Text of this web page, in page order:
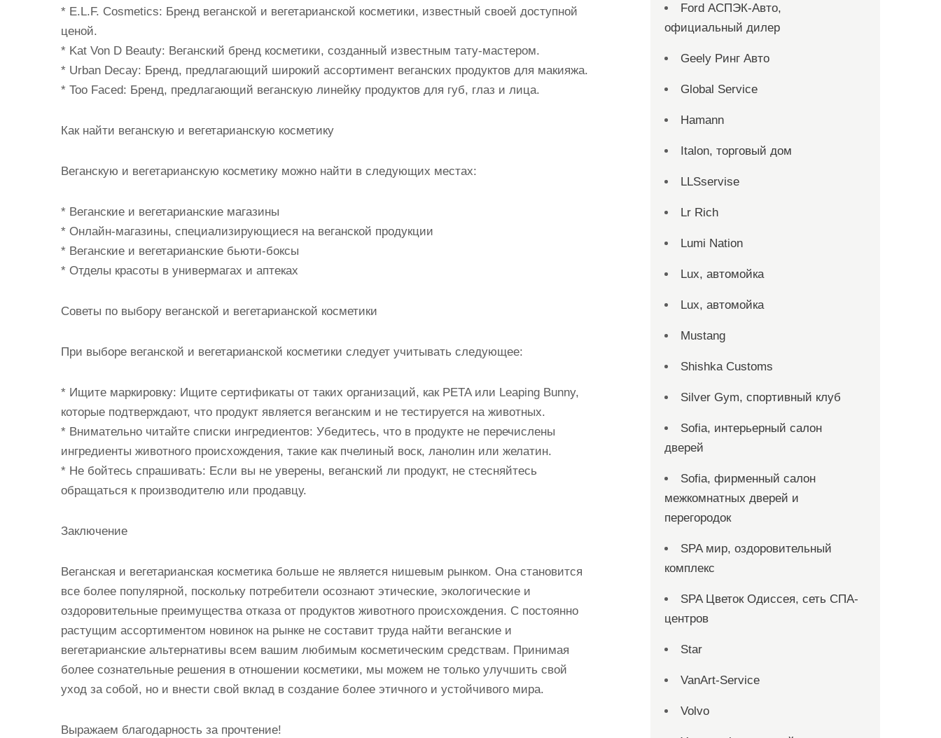
* E.L.F. Cosmetics: Бренд веганской и вегетарианской косметики, известный своей доступной
ценой.
* Kat Von D Beauty: Веганский бренд косметики, созданный известным тату-мастером.
* Urban Decay: Бренд, предлагающий широкий ассортимент веганских продуктов для макияжа.
* Too Faced: Бренд, предлагающий веганскую линейку продуктов для губ, глаз и лица.
Как найти веганскую и вегетарианскую косметику
Веганскую и вегетарианскую косметику можно найти в следующих местах:
* Веганские и вегетарианские магазины
* Онлайн-магазины, специализирующиеся на веганской продукции
* Веганские и вегетарианские бьюти-боксы
* Отделы красоты в универмагах и аптеках
Советы по выбору веганской и вегетарианской косметики
При выборе веганской и вегетарианской косметики следует учитывать следующее:
* Ищите маркировку: Ищите сертификаты от таких организаций, как PETA или Leaping Bunny,
которые подтверждают, что продукт является веганским и не тестируется на животных.
* Внимательно читайте списки ингредиентов: Убедитесь, что в продукте не перечислены
ингредиенты животного происхождения, такие как пчелиный воск, ланолин или желатин.
* Не бойтесь спрашивать: Если вы не уверены, веганский ли продукт, не стесняйтесь
обращаться к производителю или продавцу.
Заключение
Веганская и вегетарианская косметика больше не является нишевым рынком. Она становится
все более популярной, поскольку потребители осознают этические, экологические и
оздоровительные преимущества отказа от продуктов животного происхождения. С постоянно
растущим ассортиментом новинок на рынке не составит труда найти веганские и
вегетарианские альтернативы всем вашим любимым косметическим средствам. Принимая
более сознательные решения в отношении косметики, мы можем не только улучшить свой
уход за собой, но и внести свой вклад в создание более этичного и устойчивого мира.
Выражаем благодарность за прочтение!
Ford АСПЭК-Авто,
официальный дилер
Geely Ринг Авто
Global Service
Hamann
Italon, торговый дом
LLSservise
Lr Rich
Lumi Nation
Lux, автомойка
Lux, автомойка
Mustang
Shishka Customs
Silver Gym, спортивный клуб
Sofia, интерьерный салон
дверей
Sofia, фирменный салон
межкомнатных дверей и
перегородок
SPA мир, оздоровительный
комплекс
SPA Цветок Одиссея, сеть СПА-
центров
Star
VanArt-Service
Volvo